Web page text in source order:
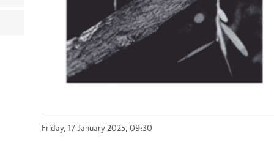
Friday, 17 January 2025, 09:30